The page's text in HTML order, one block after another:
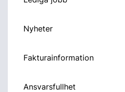
Nyheter
Fakturainformation
Ansvarsfullhet